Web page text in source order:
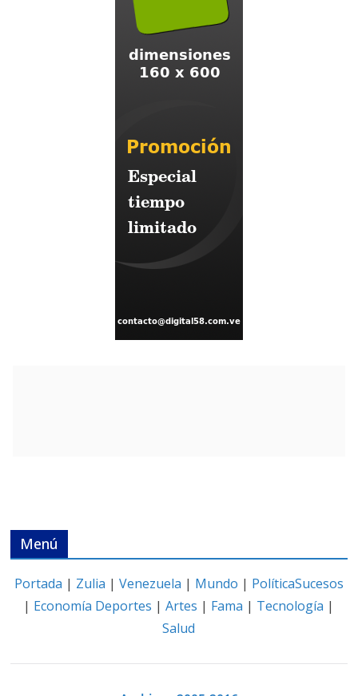
Menú
Portada | Zulia | Venezuela | Mundo | PolíticaSucesos
| Economía Deportes |Artes | Fama | Tecnología |
Salud